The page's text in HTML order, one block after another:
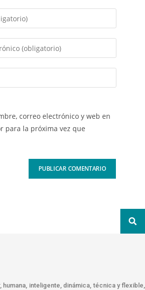
correo electrónico y web en
para la próxima vez que
humana, inteligente, dinámica, técnica y flexible,